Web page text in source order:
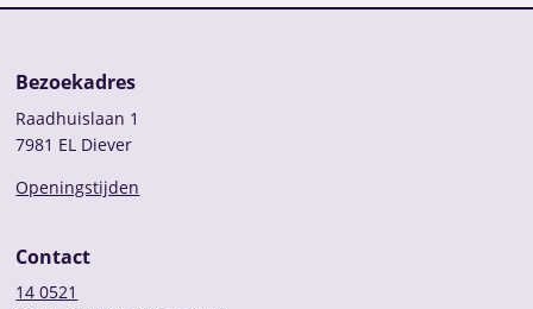
Bezoekadres
Raadhuislaan 1
7981 EL Diever
Openingstijden
Contact
14 0521